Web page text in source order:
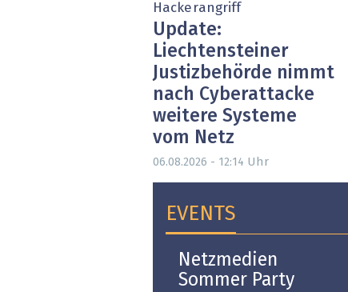
Hackerangriff
Update:
Liechtensteiner
Justizbehörde nimmt
nach Cyberattacke
weitere Systeme
vom Netz
06.08.2026 - 12:14 Uhr
EVENTS
Netzmedien
Sommer Party